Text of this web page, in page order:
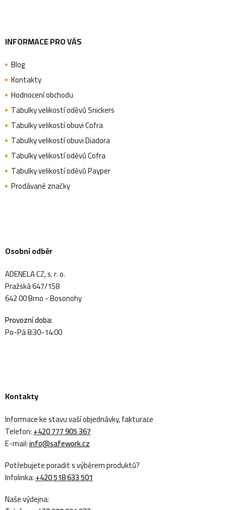
INFORMACE PRO VÁS
Blog
Kontakty
Hodnocení obchodu
Tabulky velikostí oděvů Snickers
Tabulky velikostí obuvi Cofra
Tabulky velikostí obuvi Diadora
Tabulky velikostí oděvů Cofra
Tabulky velikostí oděvů Payper
Prodávané značky
Osobní odběr
ADENELA CZ, s. r. o.
Pražská 647/158
642 00 Brno - Bosonohy
Provozní doba:
Po-Pá 8:30-14:00
Kontakty
Informace ke stavu vaší objednávky, fakturace
Telefon:+420 777 905 367
E-mail:info@safework.cz
Potřebujete poradit s výběrem produktů?
Infolinka:+420 518 633 501
Naše výdejna: